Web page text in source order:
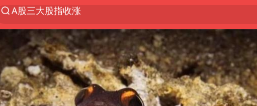
台风“白海豚”体型变大！环流面积接近13个浙江那么大
“立秋的第一杯奶茶”又爆单了
河南撤回“领导带薪错峰休假”通知
直击泰国校园6死枪击案现场
四川宜宾市高县发生4.9级地震